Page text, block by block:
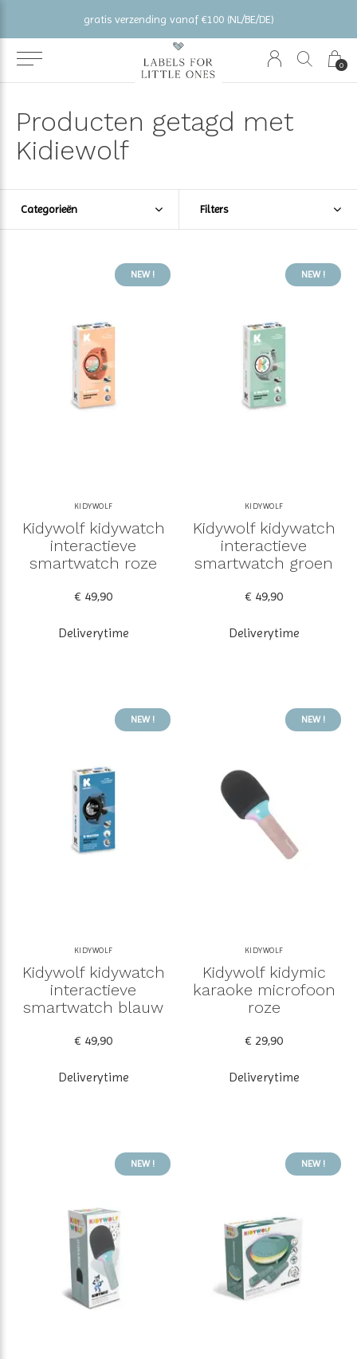
0
gratis verzending vanaf €100 (NL/BE/DE)
Producten getagd met
Kidiewolf
Categorieën Filters
NEW !
KIDYWOLF
Kidywolf kidywatch
interactieve
smartwatch roze
€ 49,90
Deliverytime
NEW !
KIDYWOLF
Kidywolf kidywatch
interactieve
smartwatch groen
€ 49,90
Deliverytime
NEW !
KIDYWOLF
Kidywolf kidywatch
interactieve
smartwatch blauw
€ 49,90
Deliverytime
NEW !
KIDYWOLF
Kidywolf kidymic
karaoke microfoon
roze
€ 29,90
Deliverytime
NEW ! NEW !